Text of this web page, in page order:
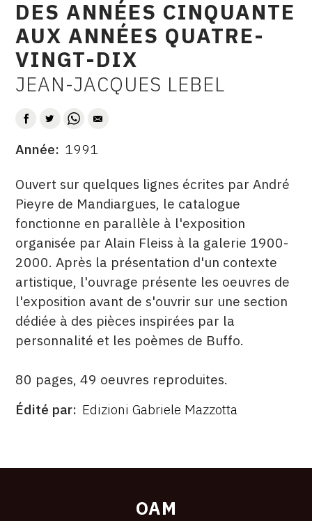
CONTACT
CGU
CGV
FACEBOOK
TWITTER
PINTEREST
DES ANNÉES CINQUANTE
AUX ANNÉES QUATRE-
VINGT-DIX
AUTEUR
JEAN-JACQUES LEBEL
DATE
Année 1991
DESCRITPTION
Ouvert sur quelques lignes écrites par André
Pieyre de Mandiargues, le catalogue
fonctionne en parallèle à l'exposition
organisée par Alain Fleiss à la galerie 1900-
2000. Après la présentation d'un contexte
artistique, l'ouvrage présente les oeuvres de
l'exposition avant de s'ouvrir sur une section
dédiée à des pièces inspirées par la
personnalité et les poèmes de Buffo.
80 pages, 49 oeuvres reproduites.
ÉDITÉ
Édité par Edizioni Gabriele Mazzotta
OAM